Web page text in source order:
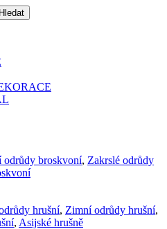
odrůdy broskvoní, Zakrslé odrůdy
hrušní, Zimní odrůdy hrušní,
, Asijské hrušně